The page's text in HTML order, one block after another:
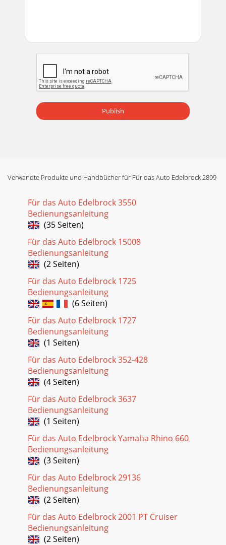
Publish
Verwandte Produkte und Handbücher für Für das Auto Edelbrock 2899
Für das Auto Edelbrock 3550
Bedienungsanleitung
(35 Seiten)
Für das Auto Edelbrock 15008
Bedienungsanleitung
(2 Seiten)
Für das Auto Edelbrock 1725
Bedienungsanleitung
(6 Seiten)
Für das Auto Edelbrock 1727
Bedienungsanleitung
(1 Seiten)
Für das Auto Edelbrock 352-428
Bedienungsanleitung
(4 Seiten)
Für das Auto Edelbrock 3637
Bedienungsanleitung
(1 Seiten)
Für das Auto Edelbrock Yamaha Rhino 660
Bedienungsanleitung
(3 Seiten)
Für das Auto Edelbrock 29136
Bedienungsanleitung
(2 Seiten)
Für das Auto Edelbrock 2001 PT Cruiser
Bedienungsanleitung
(2 Seiten)